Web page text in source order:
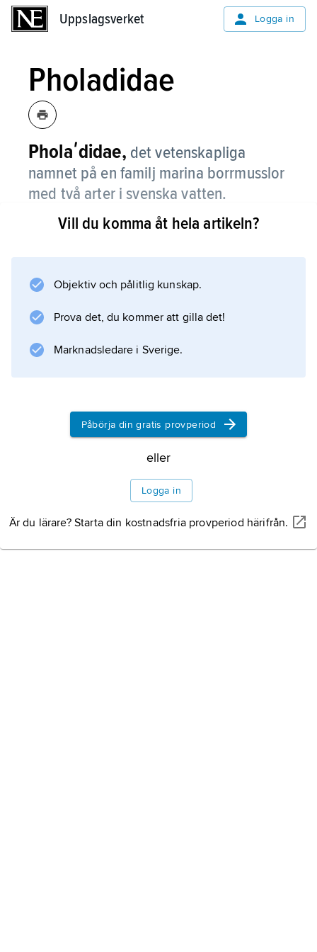
Uppslagsverket Logga in
Pholadidae
Pholaʹdidae, det vetenskapliga
namnet på en familj marina borrmusslor
med två arter i svenska vatten.
De flesta är långsträckta, 5–10 cm långa, och
främst i sedimentära bergarter och lera.
Information om artikeln
Vill du komma åt hela artikeln?
Objektiv och pålitlig kunskap.
Prova det, du kommer att gilla det!
Marknadsledare i Sverige.
Påbörja din gratis provperiod
eller
Logga in
Är du lärare? Starta din kostnadsfria provperiod härifrån.